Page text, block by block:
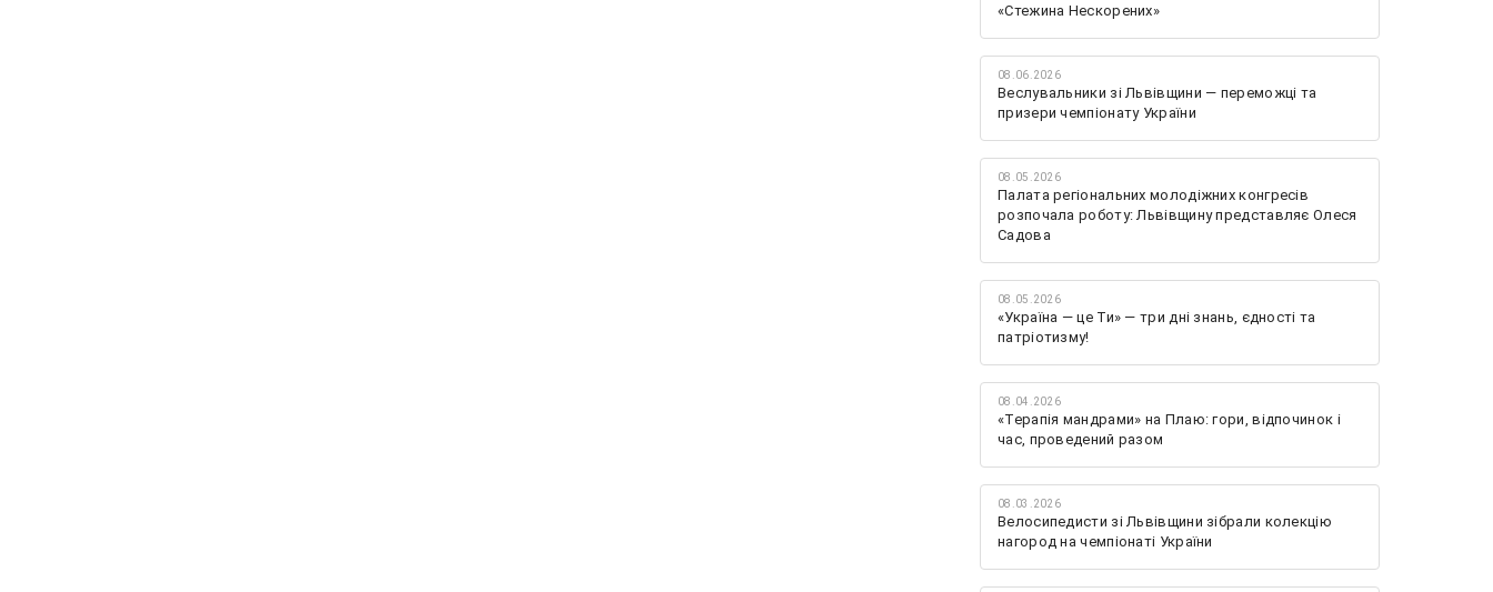
«Стежина Нескорених»
08.06.2026
Веслувальники зі Львівщини — переможці та
призери чемпіонату України
08.05.2026
Палата регіональних молодіжних конгресів
розпочала роботу: Львівщину представляє Олеся
Садова
08.05.2026
«Україна — це Ти» — три дні знань, єдності та
патріотизму!
08.04.2026
«Терапія мандрами» на Плаю: гори, відпочинок і
час, проведений разом
08.03.2026
Велосипедисти зі Львівщини зібрали колекцію
нагород на чемпіонаті України